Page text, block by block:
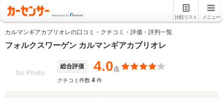
比較リスト メニュー
カルマンギアカブリオレの口コミ・クチコミ・評価・評判一覧
フォルクスワーゲン カルマンギアカブリオレ
総合評価 4.0点
クチコミ件数 4 件